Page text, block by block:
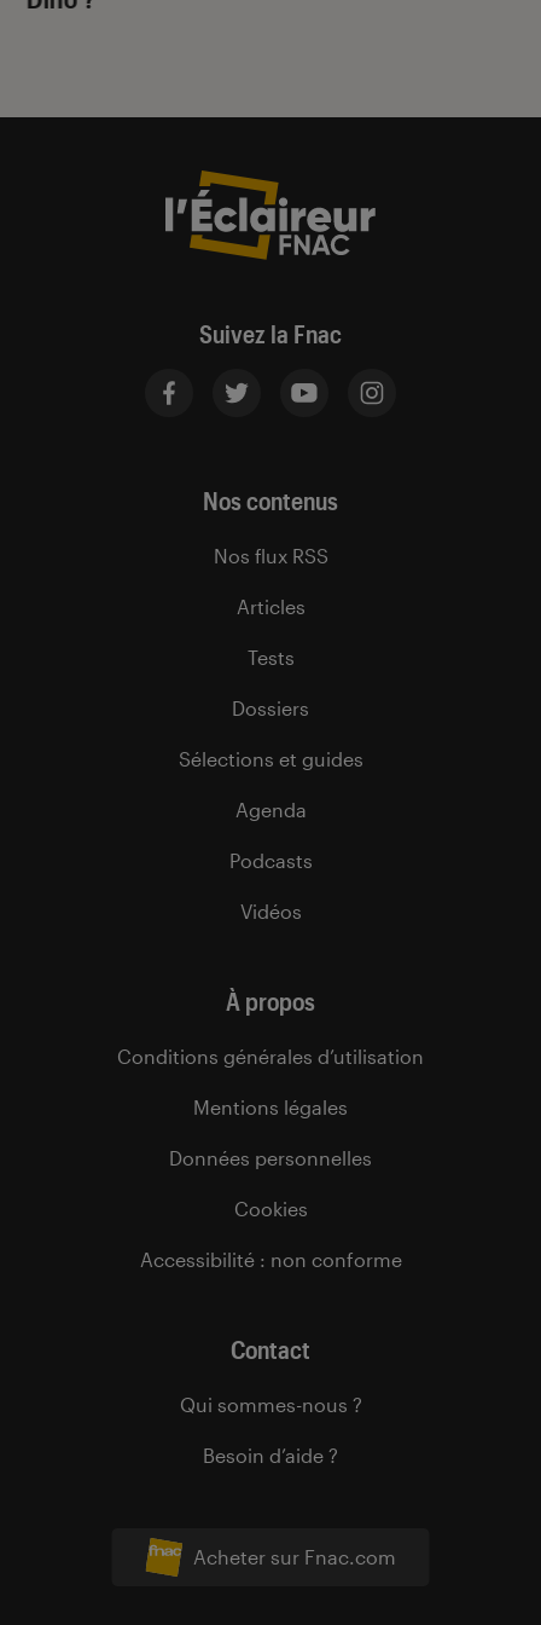
Suivez la Fnac
Acheter sur Fnac.com
Nos contenus
Nos flux RSS
Articles
Tests
Dossiers
Sélections et guides
Agenda
Podcasts
Vidéos
À propos
Conditions générales d’utilisation
Mentions légales
Données personnelles
Cookies
Accessibilité : non conforme
Contact
Qui sommes-nous ?
Besoin d’aide ?